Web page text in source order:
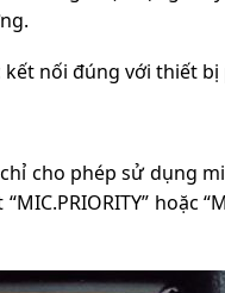
nối đúng với thiết bị
cho phép sử dụng
hoặc